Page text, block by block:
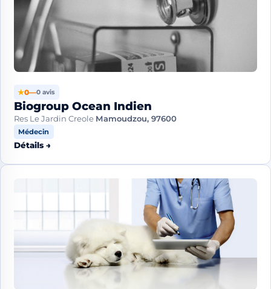
★0—0 avis
Biogroup Ocean Indien
Res Le Jardin Creole Mamoudzou, 97600
Médecin
Détails →